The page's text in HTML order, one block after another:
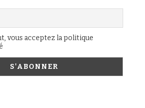
vous acceptez la politique